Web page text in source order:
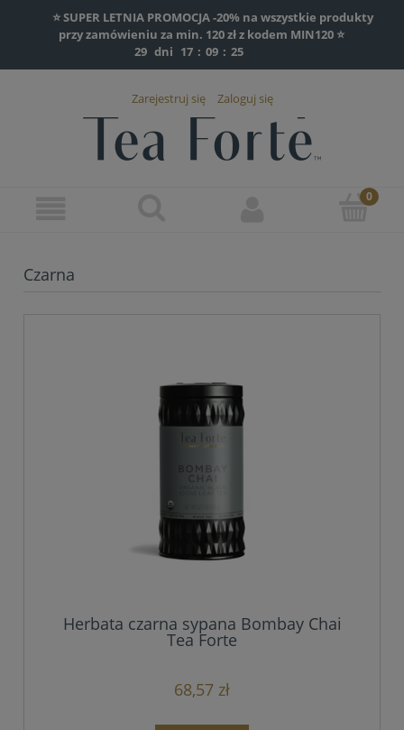
⭐ SUPER LETNIA PROMOCJA -20% na wszystkie produkty
przy zamówieniu za min. 120 zł z kodem MIN120 ⭐
29 dni 17 : 09 : 25
Zarejestruj się Zaloguj się
Czarna
Herbata czarna sypana Bombay Chai
Tea Forte
68,57 zł